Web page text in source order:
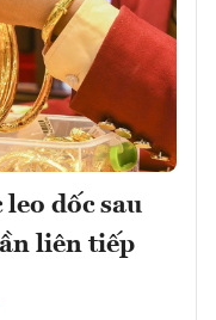
dốc sau
liên tiếp